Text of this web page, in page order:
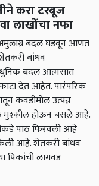
करा टरबूज
लाखोंचा नफा
अमुलाग्र बदल घडवून आणत
बांधव
बदल आत्मसात
देत आहेत. पारंपरिक
कवडीमोल उत्पन्न
मुश्कील होऊन बसले आहे.
पाठ फिरवली आहे
आहे. शेतकरी बांधव
पिकांची लागवड